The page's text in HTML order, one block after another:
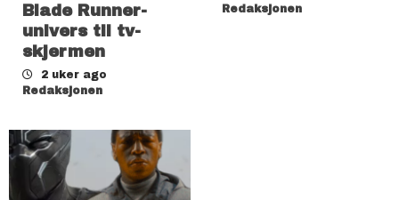
Blade Runner-
univers til tv-
skjermen
2 uker ago
Redaksjonen
Redaksjonen